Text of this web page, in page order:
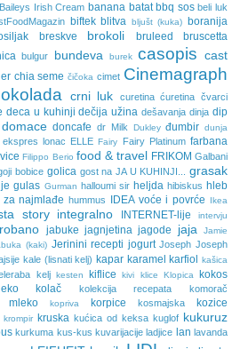
Baileys Irish Cream banana batat bbq sos beli luk
biftek blitva bljušt (kuka)
boranija
breskve brokoli bruleed
bruscetta
bulgur bundeva burek casopis cast
chia seme čičoka cimet Cinemagraph
crni luk curetina ćuretina čvarci
deca u kuhinji dečija užina dešavanja dinja dip
domace doncafe dr Milk Dukley đumbir dunja
ekspres lonac ELLE Fairy Fairy Platinum farbana
Filippo Berio food & travel FRIKOM Galbani
bobice golica gost na JA U KUHINJI... grasak
gulas Gurman halloumi sir heljda hibiskus hleb
za najmlađe hummus IDEA voće i povrće Ikea
story integralno INTERNET-lije intervju
jabuke jagnjetina jagode jaja
Jamie
(kaki) Jerinini recepti jogurt Joseph Joseph
kale (lisnati kelj) kapar karamel karfiol kašica
kelj kesten kiflice kivi klice Klopica
kokos
kolač kolekcija recepata komorač
mleko kopriva korpice kosmajska kozice
krompir kruska kućica od keksa kuglof kukuruz
kurkuma kus-kus kuvarijacije ladjice lan lavanda